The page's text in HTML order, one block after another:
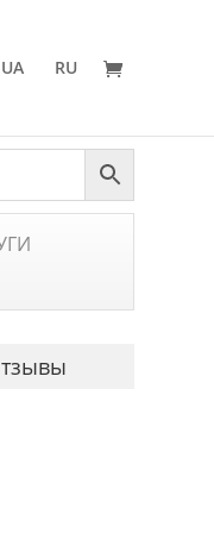
UA RU